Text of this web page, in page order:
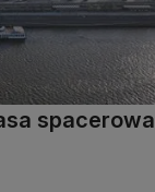
spacerowa